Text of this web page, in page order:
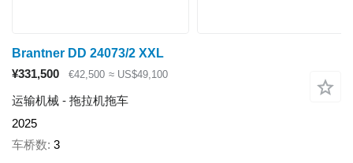
Brantner DD 24073/2 XXL
¥331,500
€42,500 ≈ US$49,100
运输机械 - 拖拉机拖车
2025
车桥数 3